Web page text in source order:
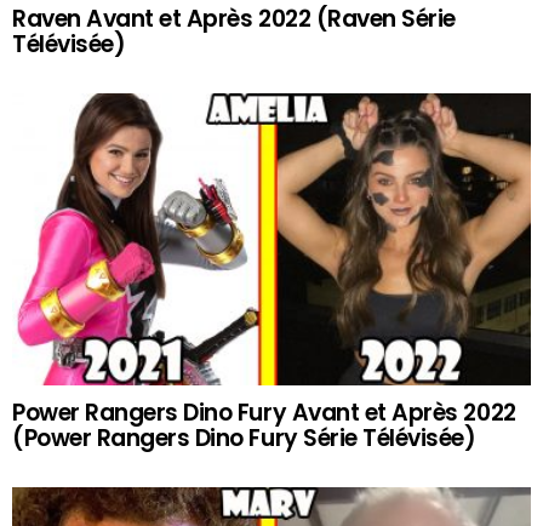
Raven Avant et Après 2022 (Raven Série
Télévisée)
Power Rangers Dino Fury Avant et Après 2022
(Power Rangers Dino Fury Série Télévisée)